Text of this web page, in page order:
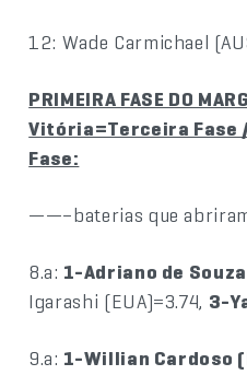
12: Wade Carmichael
PRIMEIRA FASE DO
Vitória=Terceira Fase
Fase:
——–baterias que
8.a: 1-Adriano de
Igarashi (EUA)=3.74, 3-
9.a: 1-Willian Cardoso